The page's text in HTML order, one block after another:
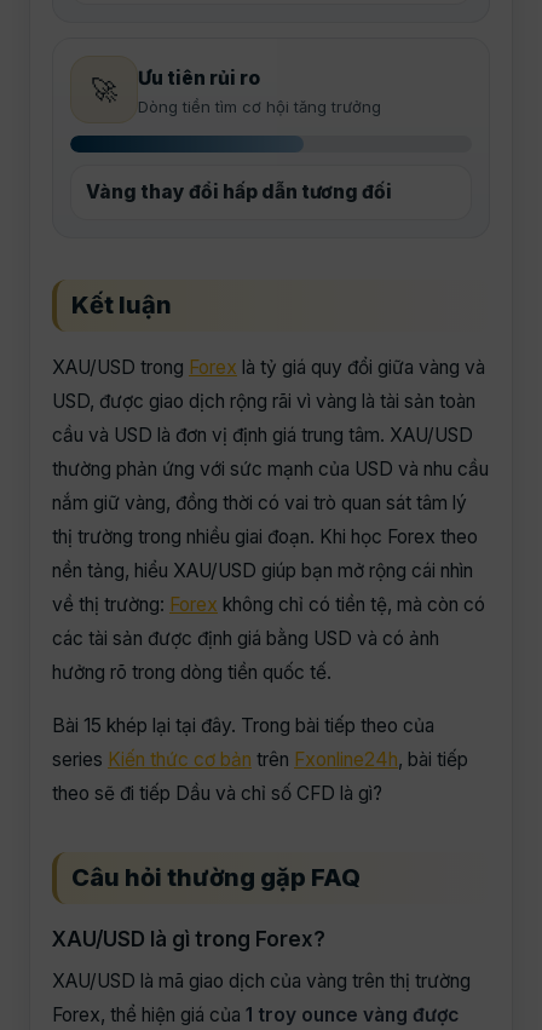
🚀 Ưu tiên rủi ro
Dòng tiền tìm cơ hội tăng trưởng
Vàng thay đổi hấp dẫn tương đối
Kết luận
XAU/USD trong Forex là tỷ giá quy đổi giữa vàng và
USD, được giao dịch rộng rãi vì vàng là tài sản toàn
cầu và USD là đơn vị định giá trung tâm. XAU/USD
thường phản ứng với sức mạnh của USD và nhu cầu
nắm giữ vàng, đồng thời có vai trò quan sát tâm lý
thị trường trong nhiều giai đoạn. Khi học Forex theo
nền tảng, hiểu XAU/USD giúp bạn mở rộng cái nhìn
về thị trường: Forex không chỉ có tiền tệ, mà còn có
các tài sản được định giá bằng USD và có ảnh
hưởng rõ trong dòng tiền quốc tế.
Bài 15 khép lại tại đây. Trong bài tiếp theo của
series Kiến thức cơ bản trên Fxonline24h, bài tiếp
theo sẽ đi tiếp Dầu và chỉ số CFD là gì?
Câu hỏi thường gặp FAQ
XAU/USD là gì trong Forex?
XAU/USD là mã giao dịch của vàng trên thị trường
Forex, thể hiện giá của 1 troy ounce vàng được